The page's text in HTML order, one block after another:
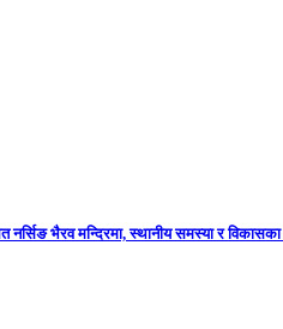
भैरव मन्दिरमा, स्थानीय समस्या र